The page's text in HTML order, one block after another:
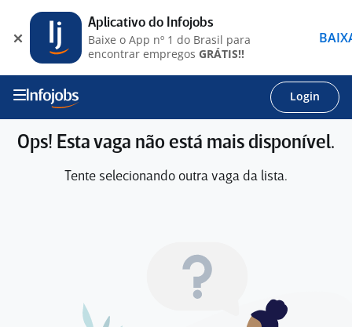
Login
Ops! Esta vaga não está mais disponível.
Tente selecionando outra vaga da lista.
Aplicativo do Infojobs
Baixe o App nº 1 do Brasil para
encontrar empregos GRÁTIS!!